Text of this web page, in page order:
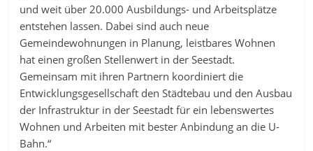
und weit über 20.000 Ausbildungs- und Arbeitsplätze
entstehen lassen. Dabei sind auch neue
Gemeindewohnungen in Planung, leistbares Wohnen
hat einen großen Stellenwert in der Seestadt.
Gemeinsam mit ihren Partnern koordiniert die
Entwicklungsgesellschaft den Städtebau und den Ausbau
der Infrastruktur in der Seestadt für ein lebenswertes
Wohnen und Arbeiten mit bester Anbindung an die U-
Bahn.“